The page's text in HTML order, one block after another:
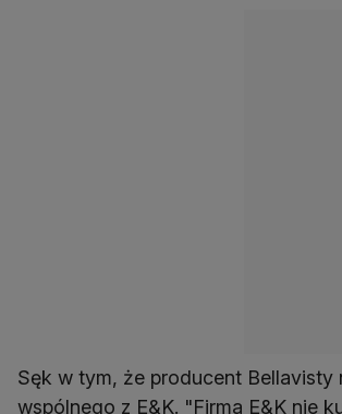
Sęk w tym, że producent Bellavisty
wspólnego z E&K. "Firma E&K nie